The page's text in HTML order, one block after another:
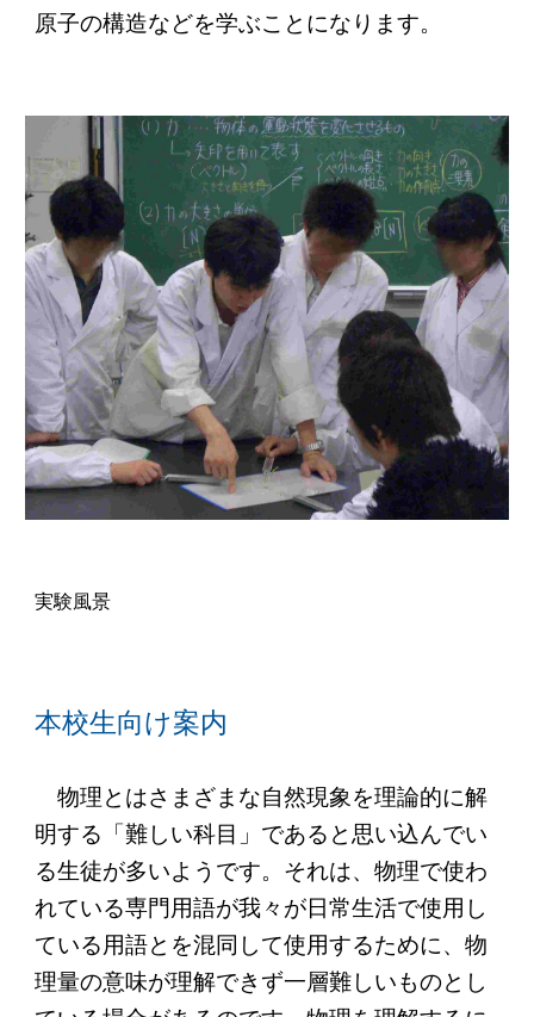
原子の構造などを学ぶことになります。
実験風景
本校生向け案内
物理とはさまざまな自然現象を理論的に解
明する「難しい科目」であると思い込んでい
る生徒が多いようです。それは、物理で使わ
れている専門用語が我々が日常生活で使用し
ている用語とを混同して使用するために、物
理量の意味が理解できず一層難しいものとし